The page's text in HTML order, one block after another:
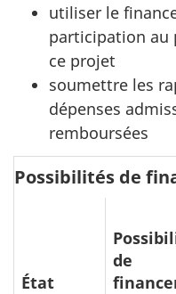
utiliser le
participation au
ce projet
soumettre les
dépenses
remboursées
Possibilités de
État
de